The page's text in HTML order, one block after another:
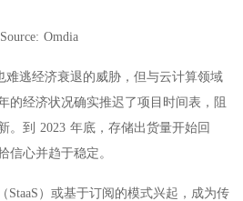
Source: Omdia
难逃经济衰退的威胁，但与云计算领域
的经济状况确实推迟了项目时间表，阻
。到 2023 年底，存储出货量开始回
信心并趋于稳定。
StaaS）或基于订阅的模式兴起，成为传